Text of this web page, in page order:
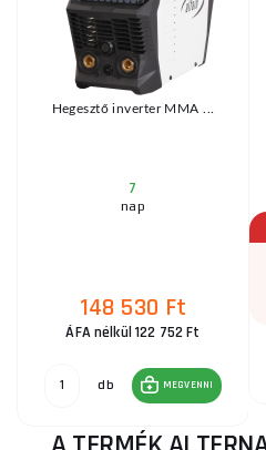
Hegesztő inverter MMA ...
7
nap
148 530 Ft
ÁFA nélkül 122 752 Ft
db MEGVENNI